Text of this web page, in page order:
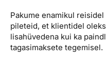
Pakume enamikul
pileteid, et klientidel
lisahüvedena kui ka
tagasimaksete tegemisel.